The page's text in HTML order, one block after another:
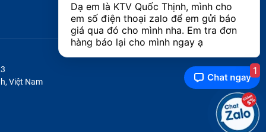
Việt Nam
Dạ em là KTV Quốc Thịnh, mình cho
em số điện thoại zalo để em gửi báo
giá qua đó cho mình nha. Em tra đơn
hàng báo lại cho mình ngay ạ
1